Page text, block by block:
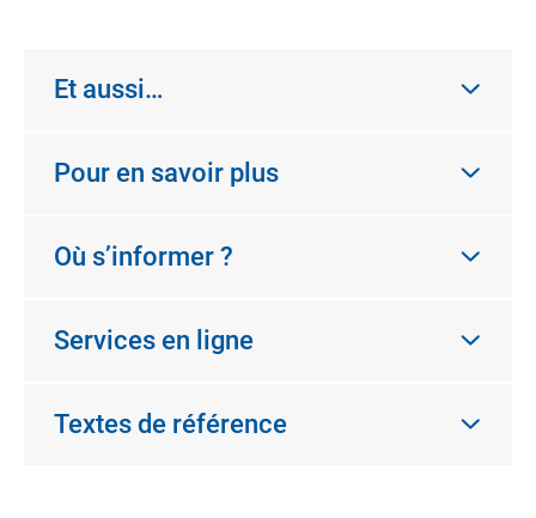
Et aussi…
Pour en savoir plus
Où s’informer ?
Services en ligne
Textes de référence